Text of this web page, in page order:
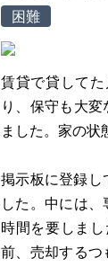
困難
賃貸で貸して
り、保守も大
ました。家の状
掲示板に登録
した。中には
時間を要しま
前、売却する